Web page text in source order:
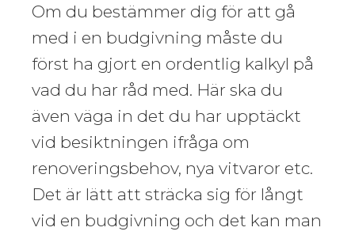
Om du bestämmer dig för att gå
med i en budgivning måste du
först ha gjort en ordentlig kalkyl på
vad du har råd med. Här ska du
även väga in det du har upptäckt
vid besiktningen ifråga om
renoveringsbehov, nya vitvaror etc.
Det är lätt att sträcka sig för långt
vid en budgivning och det kan man